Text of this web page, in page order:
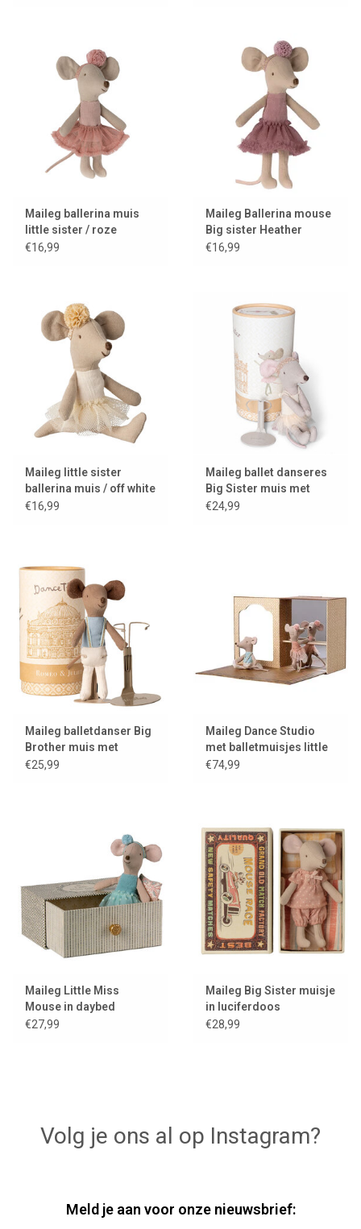
Maileg ballerina muis
little sister / roze
€16,99
Maileg Ballerina mouse
Big sister Heather
€16,99
Maileg little sister
ballerina muis / off white
€16,99
Maileg ballet danseres
Big Sister muis met
standaard en
€24,99
Maileg balletdanser Big
Brother muis met
standaard en
€25,99
Maileg Dance Studio
met balletmuisjes little
sister & brother
€74,99
Maileg Little Miss
Mouse in daybed
€27,99
Maileg Big Sister muisje
in luciferdoos
€28,99
Volg je ons al op Instagram?
Meld je aan voor onze nieuwsbrief: